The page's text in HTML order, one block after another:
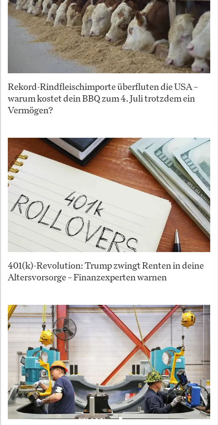
Rekord-Rindfleischimporte überfluten die USA –
warum kostet dein BBQ zum 4. Juli trotzdem ein
Vermögen?
401(k)-Revolution: Trump zwingt Renten in deine
Altersvorsorge – Finanzexperten warnen